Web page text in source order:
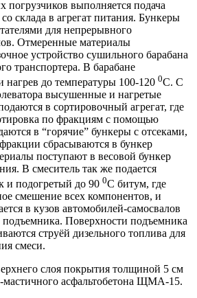
выполняется подача
склада в агрегат питания. Бункеры
для непрерывного
Отмеренные материалы
устройство сушильного барабана
транспортера. В барабане
нагрев до температуры 100-120 0С. С
высушенные и нагретые
в сортировочный агрегат, где
по фракциям с помощью
в “горячие” бункеры с отсеками,
сбрасываются в бункер
поступают в весовой бункер
В смеситель так же подается
и подогретый до 90 0С битум, где
смешение всех компонентов, и
в кузов автомобилей-самосвалов
Поверхности подъемника
струёй дизельного топлива для
смеси.
слоя покрытия толщиной 5 см
мастичного асфальтобетона ЩМА-15.